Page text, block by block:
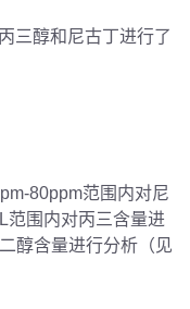
三醇和尼古丁进行了
80ppm范围内对尼
范围内对丙三含量进
醇含量进行分析（见